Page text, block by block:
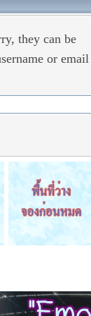
they can be
or email